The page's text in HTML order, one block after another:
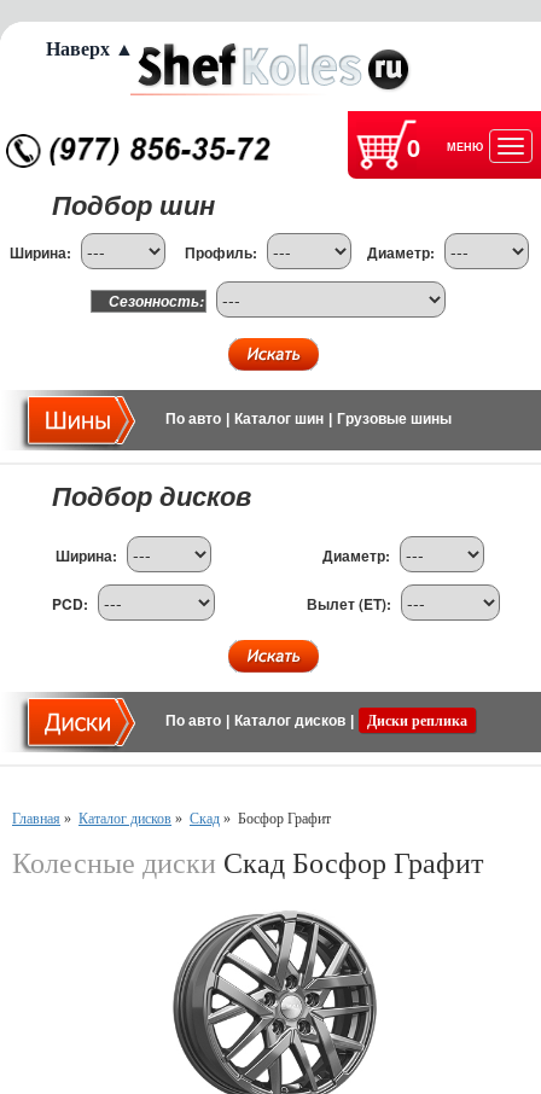
0 МЕНЮ
Подбор шин
Ширина: Профиль: Диаметр:
Сезонность:
По авто Каталог шин Грузовые шины
Подбор дисков
Ширина: Диаметр:
PCD: Вылет (ET):
По авто Каталог дисков Диски реплика
Главная » Каталог дисков » Скад » Босфор Графит
Колесные диски Скад Босфор Графит
Наверх ▲